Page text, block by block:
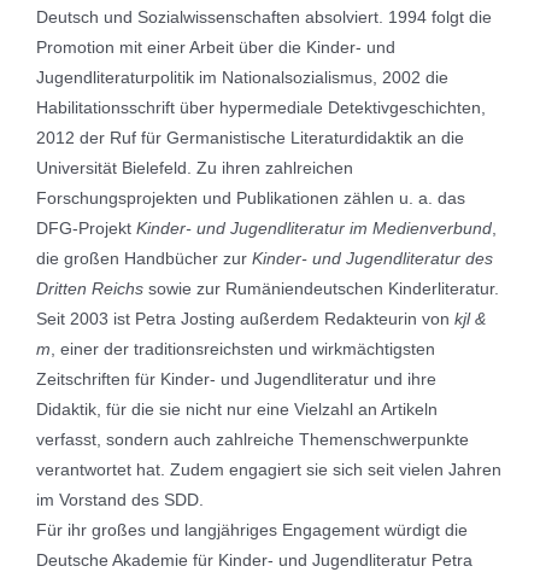
Deutsch und Sozialwissenschaften absolviert. 1994 folgt die
Promotion mit einer Arbeit über die Kinder- und
Jugendliteraturpolitik im Nationalsozialismus, 2002 die
Habilitationsschrift über hypermediale Detektivgeschichten,
2012 der Ruf für Germanistische Literaturdidaktik an die
Universität Bielefeld. Zu ihren zahlreichen
Forschungsprojekten und Publikationen zählen u. a. das
DFG-Projekt Kinder- und Jugendliteratur im Medienverbund
die großen Handbücher zur Kinder- und Jugendliteratur des
Dritten Reichs sowie zur Rumäniendeutschen Kinderliteratur.
Seit 2003 ist Petra Josting außerdem Redakteurin von kjl &
m , einer der traditionsreichsten und wirkmächtigsten
Zeitschriften für Kinder- und Jugendliteratur und ihre
Didaktik, für die sie nicht nur eine Vielzahl an Artikeln
verfasst, sondern auch zahlreiche Themenschwerpunkte
verantwortet hat. Zudem engagiert sie sich seit vielen Jahren
im Vorstand des SDD.
Für ihr großes und langjähriges Engagement würdigt die
Deutsche Akademie für Kinder- und Jugendliteratur Petra